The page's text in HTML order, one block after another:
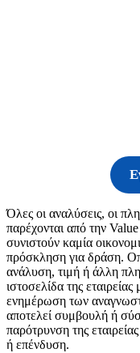
Όλες οι αναλύσεις, οι
παρέχονται από την
συνιστούν καμία
πρόσκληση για δράση.
ανάλυση, τιμή ή άλλη
ιστοσελίδα της
ενημέρωση των
αποτελεί συμβουλή ή
παρότρυνση της
ή επένδυση.